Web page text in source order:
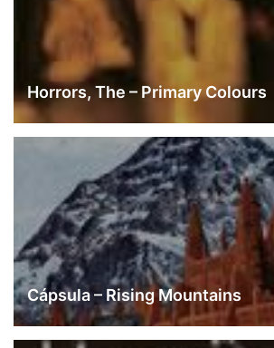
Horrors, The – Primary Colours
Cápsula – Rising Mountains